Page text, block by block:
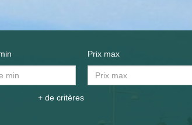
Prix max
+ de critères